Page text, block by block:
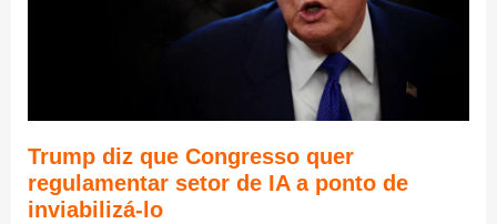
Trump diz que Congresso quer
regulamentar setor de IA a ponto de
inviabilizá-lo